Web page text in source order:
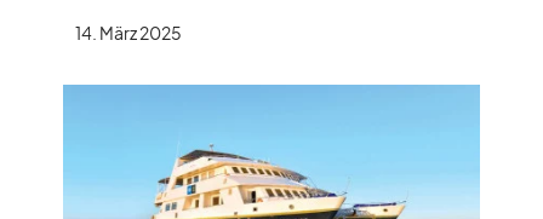
14. März 2025